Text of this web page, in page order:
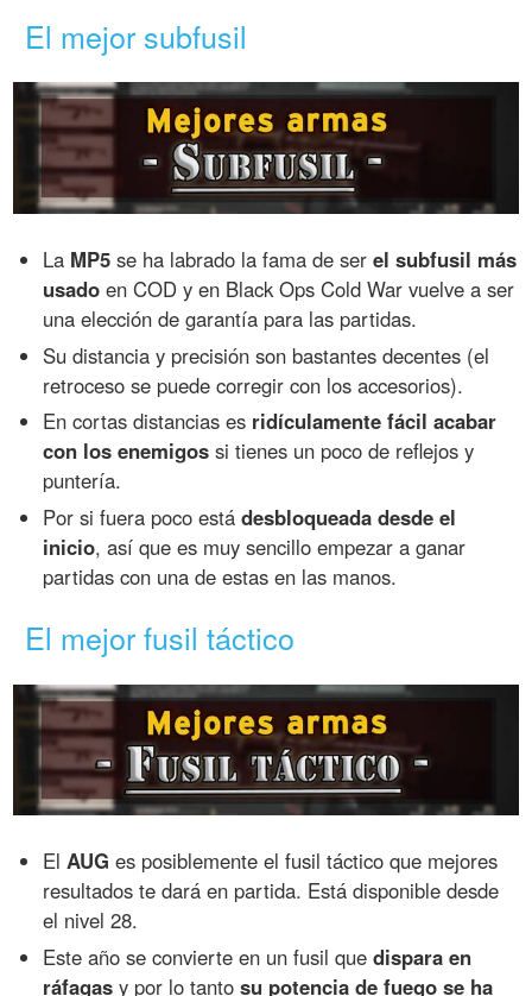
El mejor subfusil
La MP5 se ha labrado la fama de serel subfusil más
usado en COD y en Black Ops Cold War vuelve a ser
una elección de garantía para las partidas.
Su distancia y precisión son bastantes decentes (el
retroceso se puede corregir con los accesorios).
En cortas distancias es ridículamente fácil acabar
con los enemigos si tienes un poco de reflejos y
puntería.
Por si fuera poco estádesbloqueada desde el
inicio, así que es muy sencillo empezar a ganar
partidas con una de estas en las manos.
El mejor fusil táctico
ElAUG es posiblemente el fusil táctico que mejores
resultados te dará en partida. Está disponible desde
el nivel 28.
Este año se convierte en un fusil quedispara en
ráfagas y por lo tantosu potencia de fuego se ha